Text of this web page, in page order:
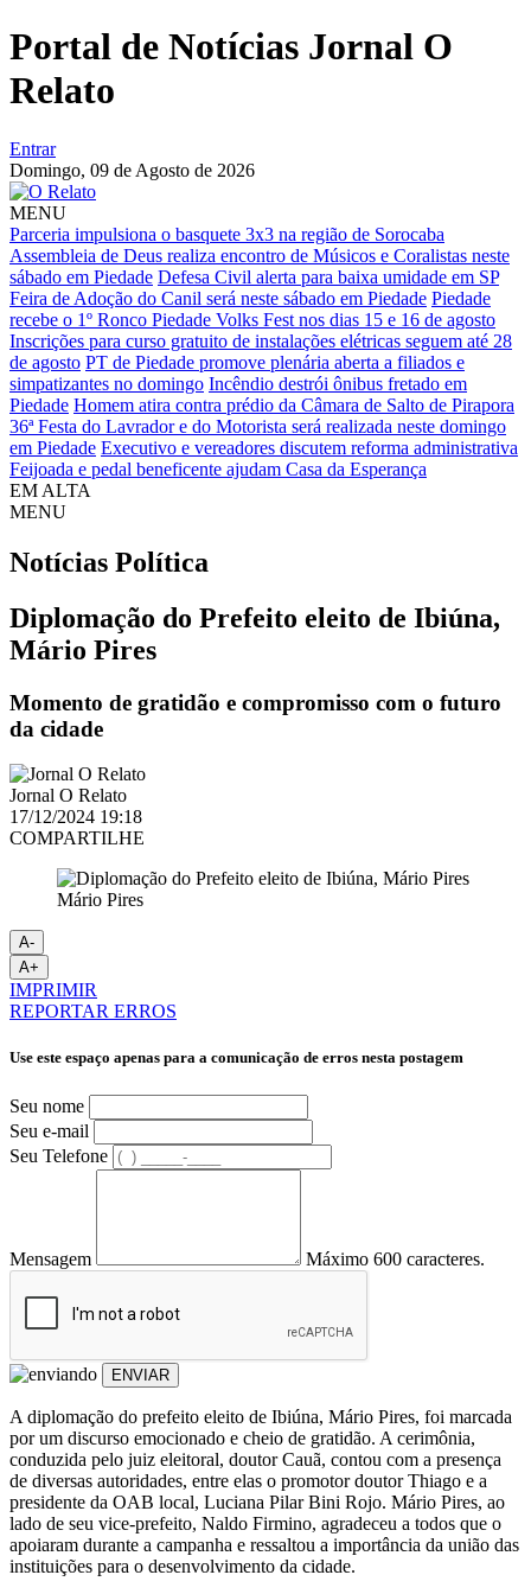
Portal de Notícias Jornal O
Relato
Entrar
Domingo, 09 de Agosto de 2026
MENU
Parceria impulsiona o basquete 3x3 na região de Sorocaba
Assembleia de Deus realiza encontro de Músicos e Coralistas neste
sábado em Piedade Defesa Civil alerta para baixa umidade em SP
Feira de Adoção do Canil será neste sábado em Piedade Piedade
recebe o 1º Ronco Piedade Volks Fest nos dias 15 e 16 de agosto
Inscrições para curso gratuito de instalações elétricas seguem até 28
de agosto PT de Piedade promove plenária aberta a filiados e
simpatizantes no domingo Incêndio destrói ônibus fretado em
Piedade Homem atira contra prédio da Câmara de Salto de Pirapora
36ª Festa do Lavrador e do Motorista será realizada neste domingo
em Piedade Executivo e vereadores discutem reforma administrativa
Feijoada e pedal beneficente ajudam Casa da Esperança
EM ALTA
MENU
Notícias Política
Diplomação do Prefeito eleito de Ibiúna,
Mário Pires
Momento de gratidão e compromisso com o futuro
da cidade
Jornal O Relato
17/12/2024 19:18
COMPARTILHE
Mário Pires
A-
A+
IMPRIMIR
REPORTAR ERROS
Use este espaço apenas para a comunicação de erros nesta postagem
Seu nome
Seu e-mail
Seu Telefone
Mensagem Máximo 600 caracteres.
ENVIAR
A diplomação do prefeito eleito de Ibiúna, Mário Pires, foi marcada
por um discurso emocionado e cheio de gratidão. A cerimônia,
conduzida pelo juiz eleitoral, doutor Cauã, contou com a presença
de diversas autoridades, entre elas o promotor doutor Thiago e a
presidente da OAB local, Luciana Pilar Bini Rojo. Mário Pires, ao
lado de seu vice-prefeito, Naldo Firmino, agradeceu a todos que o
apoiaram durante a campanha e ressaltou a importância da união das
instituições para o desenvolvimento da cidade.